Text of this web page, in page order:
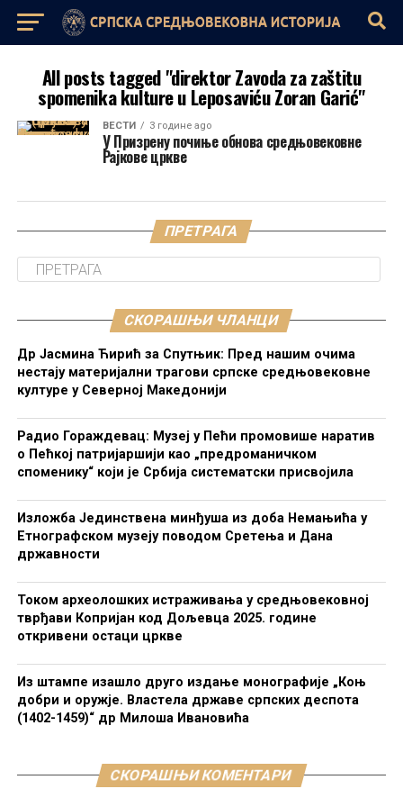
All posts tagged "direktor Zavoda za zaštitu
spomenika kulture u Leposaviću Zoran Garić"
ВЕСТИ 3 године ago
У Призрену почиње обнова средњовековне
Рајкове цркве
ПРЕТРАГА
СКОРАШЊИ ЧЛАНЦИ
Др Јасмина Ћирић за Спутњик: Пред нашим очима
нестају материјални трагови српске средњовековне
културе у Северној Македонији
Радио Гораждевац: Музеј у Пећи промовише наратив
о Пећкој патријаршији као „предроманичком
споменику“ који је Србија систематски присвојила
Изложба Јединствена минђуша из доба Немањића у
Етнографском музеју поводом Сретења и Дана
државности
Током археолошких истраживања у средњовековној
тврђави Копријан код Дољевца 2025. године
откривени остаци цркве
Из штампе изашло друго издање монографије „Коњ
добри и оружје. Властела државе српских деспота
(1402-1459)“ др Милоша Ивановића
СКОРАШЊИ КОМЕНТАРИ